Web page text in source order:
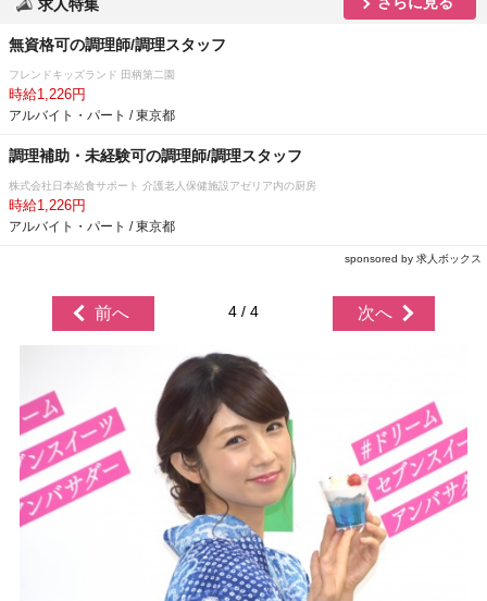
求人特集
無資格可の調理師/調理スタッフ
フレンドキッズランド 田柄第二園
時給1,226円
アルバイト・パート / 東京都
調理補助・未経験可の調理師/調理スタッフ
株式会社日本給食サポート 介護老人保健施設アゼリア内の厨房
時給1,226円
アルバイト・パート / 東京都
sponsored by 求人ボックス
前へ 4 / 4 次へ